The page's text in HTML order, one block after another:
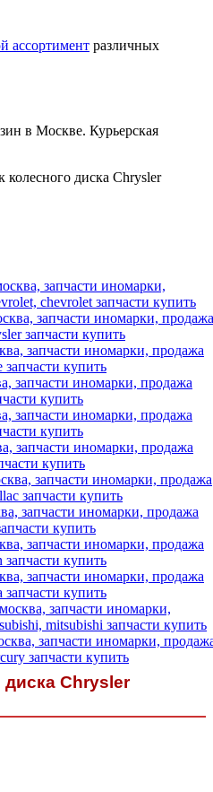
ассортимент различных
в Москве. Курьерская
колесного диска Chrysler
диска Chrysler